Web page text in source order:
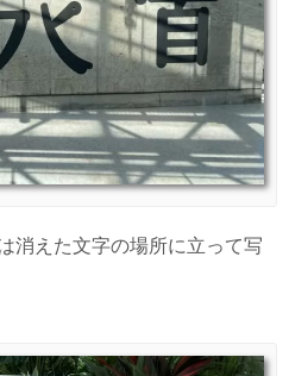
消えた文字の場所に立って写